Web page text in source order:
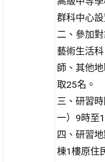
群科中心
二、參加
藝術生活
師、其他
取25名。
三、研習
一）9時至
四、研習
棟1樓原住